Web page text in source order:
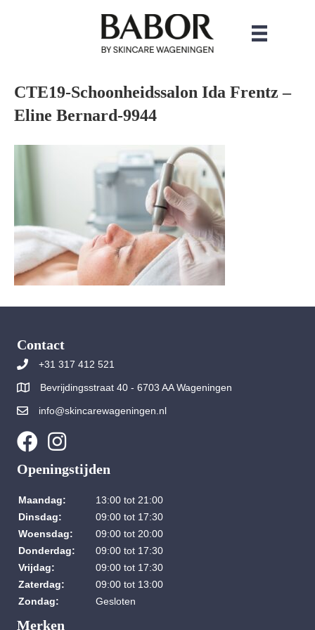
CTE19-Schoonheidssalon Ida Frentz –
Eline Bernard-9944
Contact
+31 317 412 521
Bevrijdingsstraat 40 - 6703 AA Wageningen
info@skincarewageningen.nl
Openingstijden
Maandag:
13:00 tot 21:00
Dinsdag:
09:00 tot 17:30
Woensdag:
09:00 tot 20:00
Donderdag:
09:00 tot 17:30
Vrijdag:
09:00 tot 17:30
Zaterdag:
09:00 tot 13:00
Zondag:
Gesloten
Merken